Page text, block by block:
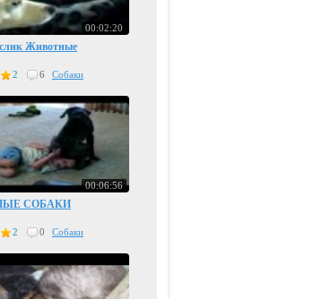
00:02:20
Животные
2 6 Собаки
00:06:56
СОБАКИ
2 0 Собаки